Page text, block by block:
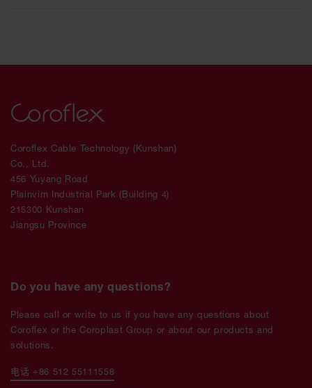
Coroflex Cable Technology (Kunshan)
Co., Ltd.
456 Yuyang Road
Plainvim Industrial Park (Building 4)
215300 Kunshan
Jiangsu Province
Do you have any questions?
Please call or write to us if you have any questions about
Coroflex or the Coroplast Group or about our products and
solutions.
电话 +86 512 55111558